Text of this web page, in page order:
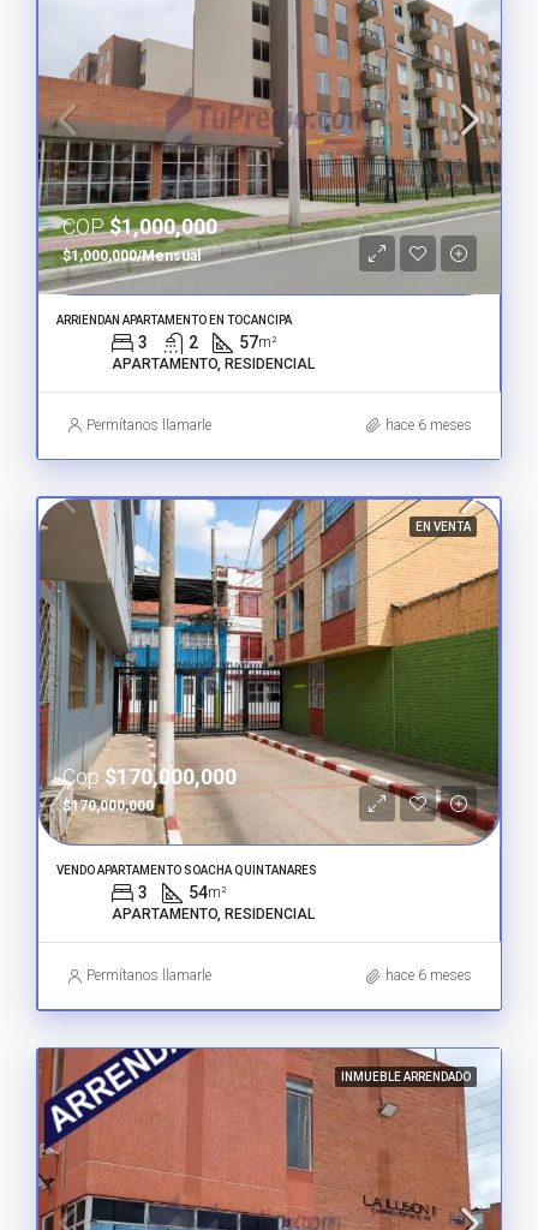
COP$1,000,000
$1,000,000/Mensual
ARRIENDAN APARTAMENTO EN TOCANCIPA
3 2 57m²
APARTAMENTO, RESIDENCIAL
Permítanos llamarle hace 6 meses
EN VENTA
Cop $170,000,000
$170,000,000
VENDO APARTAMENTO SOACHA QUINTANARES
3 54m²
APARTAMENTO, RESIDENCIAL
Permítanos llamarle hace 6 meses
INMUEBLE ARRENDADO